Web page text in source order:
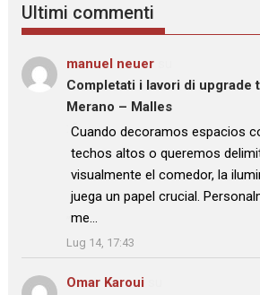
Ultimi commenti
manuel neuer
Completati i lavori di upgrade
Merano – Malles
: “
Cuando decoramos espacios
techos altos o queremos
visualmente el comedor, la
juega un papel crucial.
me…
”
Lug 14, 17:43
Omar Karoui